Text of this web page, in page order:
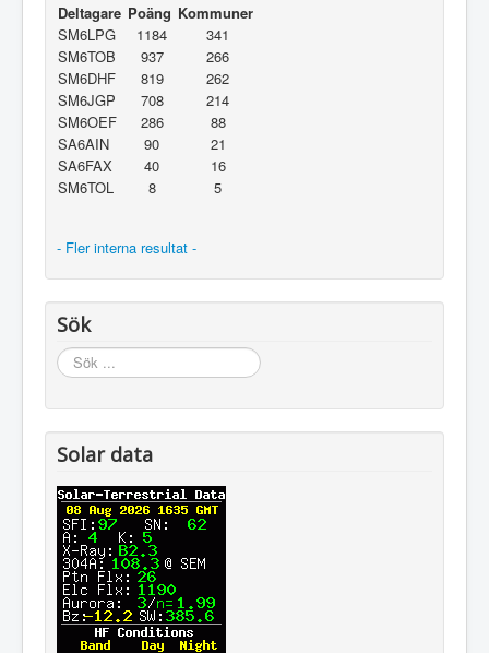
Deltagare Poäng Kommuner
SM6LPG
1184
341
SM6TOB
937
266
SM6DHF
819
262
SM6JGP
708
214
SM6OEF
286
88
SA6AIN
90
21
SA6FAX
40
16
SM6TOL
8 5
- Fler interna resultat -
Sök
Sök
...
Solar data